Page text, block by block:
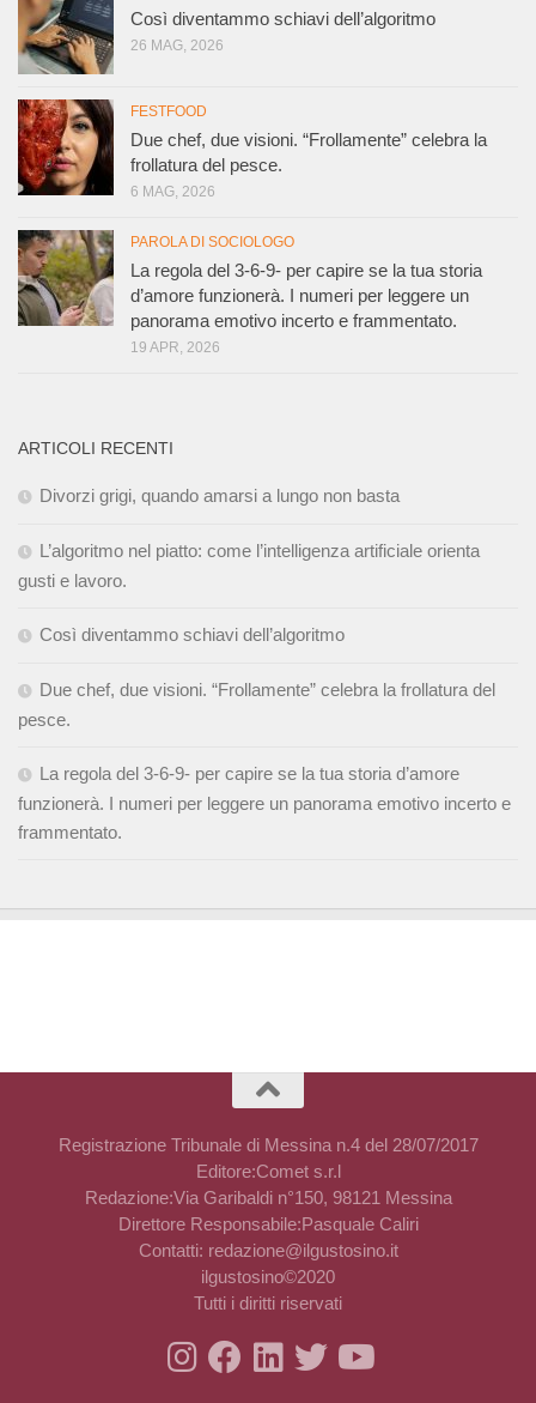
Così diventammo schiavi dell’algoritmo
26 MAG, 2026
FESTFOOD
Due chef, due visioni. “Frollamente” celebra la
frollatura del pesce.
6 MAG, 2026
PAROLA DI SOCIOLOGO
La regola del 3-6-9- per capire se la tua storia
d’amore funzionerà. I numeri per leggere un
panorama emotivo incerto e frammentato.
19 APR, 2026
ARTICOLI RECENTI
Divorzi grigi, quando amarsi a lungo non basta
L’algoritmo nel piatto: come l’intelligenza artificiale orienta
gusti e lavoro.
Così diventammo schiavi dell’algoritmo
Due chef, due visioni. “Frollamente” celebra la frollatura del
pesce.
La regola del 3-6-9- per capire se la tua storia d’amore
funzionerà. I numeri per leggere un panorama emotivo incerto e
frammentato.
Registrazione Tribunale di Messina n.4 del 28/07/2017
Editore:Comet s.r.l
Redazione:Via Garibaldi n°150, 98121 Messina
Direttore Responsabile:Pasquale Caliri
Contatti: redazione@ilgustosino.it
ilgustosino©2020
Tutti i diritti riservati